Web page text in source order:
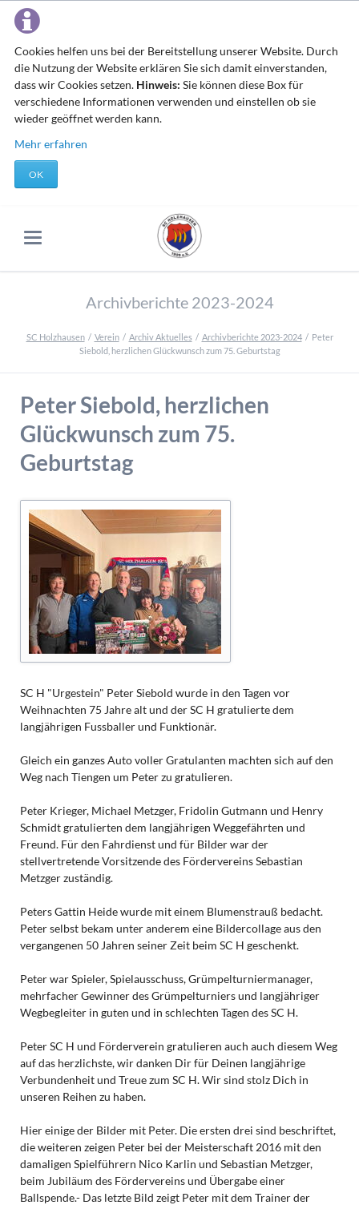
Cookies helfen uns bei der Bereitstellung unserer Website. Durch
die Nutzung der Website erklären Sie sich damit einverstanden,
dass wir Cookies setzen. Hinweis: Sie können diese Box für
verschiedene Informationen verwenden und einstellen ob sie
wieder geöffnet werden kann.
Mehr erfahren
OK
Archivberichte 2023-2024
SC Holzhausen Verein Archiv Aktuelles Archivberichte 2023-2024
Peter
Siebold, herzlichen Glückwunsch zum 75. Geburtstag
Peter Siebold, herzlichen
Glückwunsch zum 75.
Geburtstag
SC H "Urgestein" Peter Siebold wurde in den Tagen vor
Weihnachten 75 Jahre alt und der SC H gratulierte dem
langjährigen Fussballer und Funktionär.
Gleich ein ganzes Auto voller Gratulanten machten sich auf den
Weg nach Tiengen um Peter zu gratulieren.
Peter Krieger, Michael Metzger, Fridolin Gutmann und Henry
Schmidt gratulierten dem langjährigen Weggefährten und
Freund. Für den Fahrdienst und für Bilder war der
stellvertretende Vorsitzende des Fördervereins Sebastian
Metzger zuständig.
Peters Gattin Heide wurde mit einem Blumenstrauß bedacht.
Peter selbst bekam unter anderem eine Bildercollage aus den
vergangenen 50 Jahren seiner Zeit beim SC H geschenkt.
Peter war Spieler, Spielausschuss, Grümpelturniermanager,
mehrfacher Gewinner des Grümpelturniers und langjähriger
Wegbegleiter in guten und in schlechten Tagen des SC H.
Peter SC H und Förderverein gratulieren auch auch diesem Weg
auf das herzlichste, wir danken Dir für Deinen langjährige
Verbundenheit und Treue zum SC H. Wir sind stolz Dich in
unseren Reihen zu haben.
Hier einige der Bilder mit Peter. Die ersten drei sind beschriftet,
die weiteren zeigen Peter bei der Meisterschaft 2016 mit den
damaligen Spielführern Nico Karlin und Sebastian Metzger,
beim Jubiläum des Fördervereins und Übergabe einer
Ballspende.- Das letzte Bild zeigt Peter mit dem Trainer der